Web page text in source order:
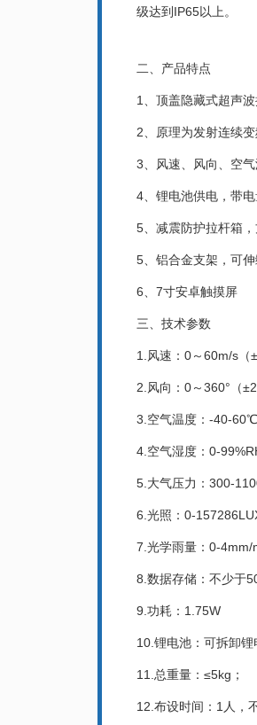
级达到IP65以上。
二、产品特点
1、顶盖隐藏式超声
2、原理为发射连续
3、风速、风向、空
4、锂电池供电，带
5、减震防护拉杆箱
5、铝合金支架，可
6、7寸安卓触摸屏
三、技术参数
1.风速：0～60m/s（
2.风向：0～360°（
3.空气温度：-40-
4.空气湿度：0-
5.大气压力：300-
6.光照：0-
7.光学雨量：0-4mm/
8.数据存储：不少于
9.功耗：1.75W
10.锂电池：可拆卸
11.总重量：≤5kg；
12.布设时间：1人，